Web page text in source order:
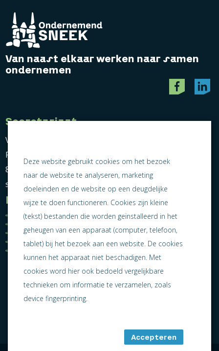
Van naast elkaar werken naar samen
ondernemen
Secretariaat
Vereniging Ondernemend Sneek
Postbus 464
8600 AL Sneek
secretariaat@ondernemendsneek.nl
Informatie
Ledenoverzicht
Algemene voorwaarden
Privacy statement
Jaarverslag 2025
Nieuws
Lid worden
Contact
Deze website gebruikt cookies om het bezoek
naar de website te analyseren, marketing
doeleinden en de website op een deugdelijke
wijze te doen functioneren. Cookies zijn kleine
(tekst) bestanden die worden geïnstalleerd in het
geheugen van een apparaat (computer, telefoon,
tablet) bij het bezoek aan een website. De cookies
kunnen het apparaat niet beschadigen. Met
cookies word hier ook bedoeld vergelijkbare
technieken om informatie te verzamelen, zoals
device fingerprinting.
Accepteren